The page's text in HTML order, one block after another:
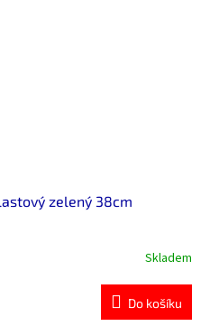
zelený 38cm
Skladem
Do košíku